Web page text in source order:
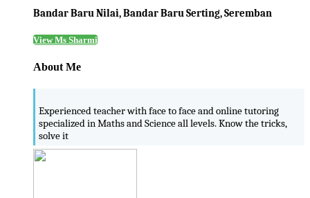
Bandar Baru Nilai, Bandar Baru Serting, Seremban
View Ms Sharmi
About Me
Experienced teacher with face to face and online tutoring
specialized in Maths and Science all levels. Know the tricks,
solve it